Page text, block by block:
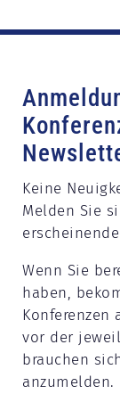
Keine
Melden Sie
Wenn Sie
haben,
Konferenzen
vor der
brauchen
anzumelden.